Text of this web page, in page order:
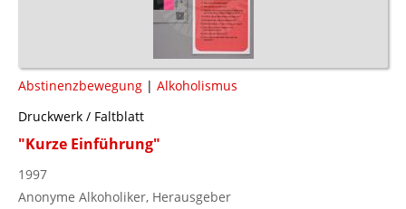
Abstinenzbewegung | Alkoholismus
Druckwerk / Faltblatt
"Kurze Einführung"
1997
Anonyme Alkoholiker, Herausgeber